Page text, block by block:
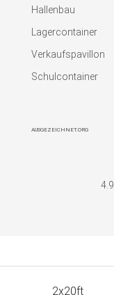
Hallenbau
Lagercontainer
Verkaufspavillon
Schulcontainer
AUSGEZEICHNET.ORG
4.9
2x20ft